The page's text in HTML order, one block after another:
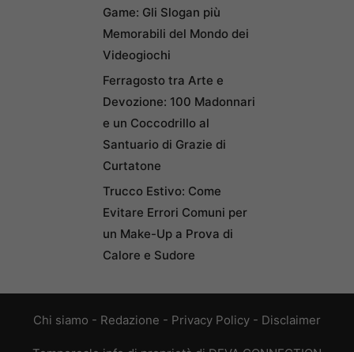
Game: Gli Slogan più
Memorabili del Mondo dei
Videogiochi
Ferragosto tra Arte e
Devozione: 100 Madonnari
e un Coccodrillo al
Santuario di Grazie di
Curtatone
Trucco Estivo: Come
Evitare Errori Comuni per
un Make-Up a Prova di
Calore e Sudore
Chi siamo - Redazione - Privacy Policy - Disclaimer